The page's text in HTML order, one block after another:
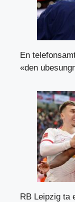
En
«den
RB Leipzig ta